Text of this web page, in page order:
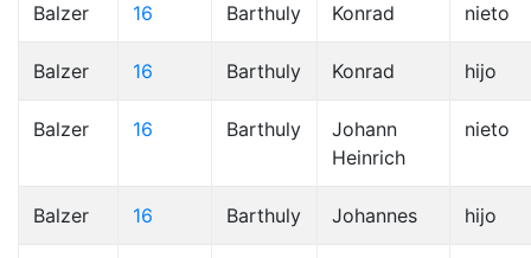
Balzer 16 Barthuly Konrad nieto
Balzer 16 Barthuly Konrad hijo
Balzer 16 Barthuly
Johann
Heinrich
nieto
Balzer 16 Barthuly Johannes hijo